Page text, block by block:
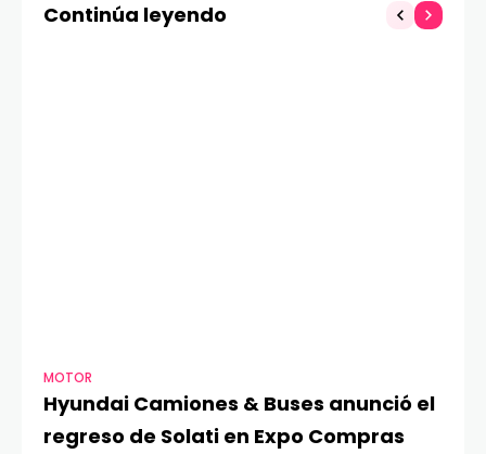
inestabilidad
Continúa leyendo
MOTOR
Hyundai Camiones & Buses anunció el
regreso de Solati en Expo Compras